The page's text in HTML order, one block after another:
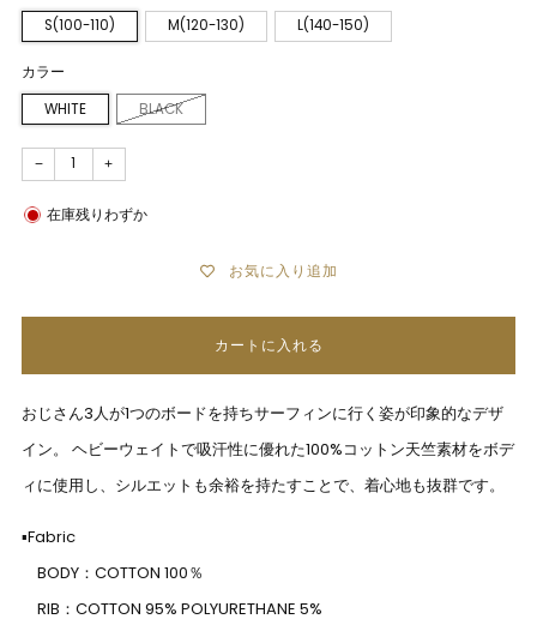
S(100-110) M(120-130) L(140-150)
カラー
WHITE BLACK
− +
在庫残りわずか
お気に入り追加
カートに入れる
おじさん3人が1つのボードを持ちサーフィンに行く姿が印象的なデザ
イン。 ヘビーウェイトで吸汗性に優れた100%コットン天竺素材をボデ
ィに使用し、シルエットも余裕を持たすことで、着心地も抜群です。
▪Fabric
BODY：COTTON 100％
RIB：COTTON 95% POLYURETHANE 5%